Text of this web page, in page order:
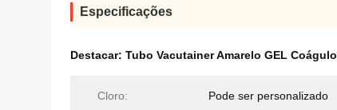
Especificações
Destacar: Tubo Vacutainer Amarelo GEL Coágulo
Cloro: Pode ser personalizado